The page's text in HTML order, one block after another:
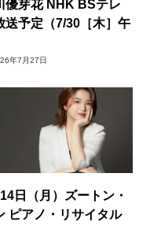
優芽花 NHK BSテレ
送予定（7/30［木］午
年7月27日
日（月）ズートン・
ピアノ・リサイタル